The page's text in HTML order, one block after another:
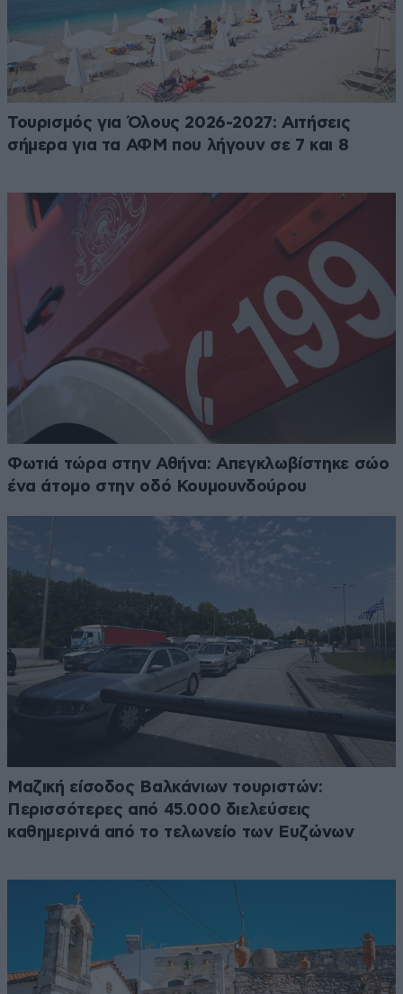
Τουρισμός για Όλους 2026-2027: Αιτήσεις
σήμερα για τα ΑΦΜ που λήγουν σε 7 και 8
Φωτιά τώρα στην Αθήνα: Απεγκλωβίστηκε σώο
ένα άτομο στην οδό Κουμουνδούρου
Μαζική είσοδος Βαλκάνιων τουριστών:
Περισσότερες από 45.000 διελεύσεις
καθημερινά από το τελωνείο των Ευζώνων